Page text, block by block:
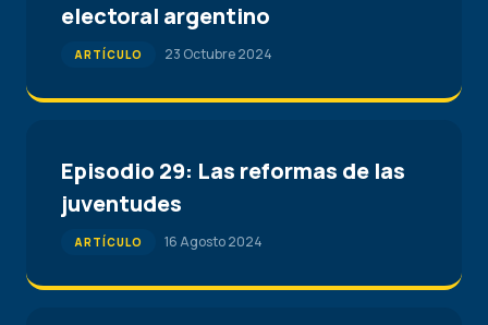
electoral argentino
ARTÍCULO 23 Octubre 2024
Episodio 29: Las reformas de las
juventudes
ARTÍCULO 16 Agosto 2024